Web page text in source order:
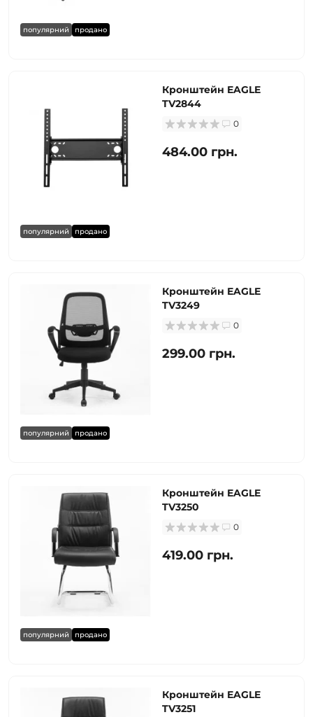
популярний продано
популярний продано
Кронштейн EAGLE
TV2844
0
484.00 грн.
популярний продано
Кронштейн EAGLE
TV3249
0
299.00 грн.
популярний продано
Кронштейн EAGLE
TV3250
0
419.00 грн.
Кронштейн EAGLE
TV3251